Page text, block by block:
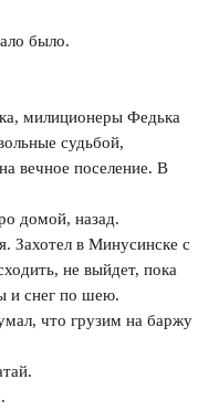
было.
милиционеры Федька
судьбой,
вечное поселение. В
домой, назад.
Захотел в Минусинске с
не выйдет, пока
и снег по шею.
что грузим на баржу